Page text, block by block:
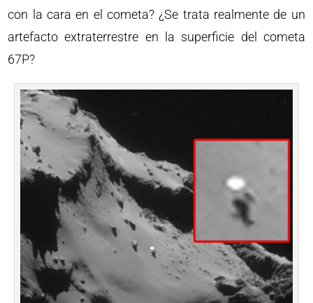
con la cara en el cometa? ¿Se trata realmente de un
artefacto extraterrestre en la superficie del cometa
67P?